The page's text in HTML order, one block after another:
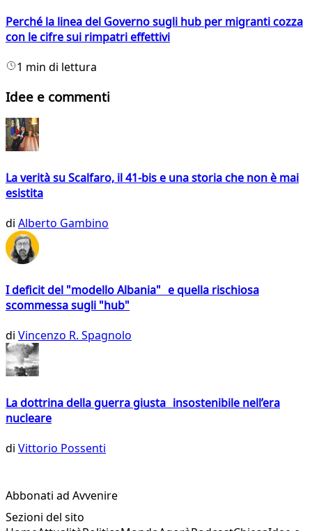
Perché la linea del Governo sugli hub per migranti cozza
con le cifre sui rimpatri effettivi
1 min di lettura
Idee e commenti
La verità su Scalfaro, il 41-bis e una storia che non è mai
esistita
di Alberto Gambino
I deficit del "modello Albania" e quella rischiosa
scommessa sugli "hub"
di Vincenzo R. Spagnolo
La dottrina della guerra giusta insostenibile nell’era
nucleare
di Vittorio Possenti
Abbonati ad Avvenire
Sezioni del sito